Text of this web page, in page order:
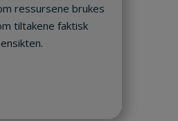
ressursene brukes
tiltakene faktisk